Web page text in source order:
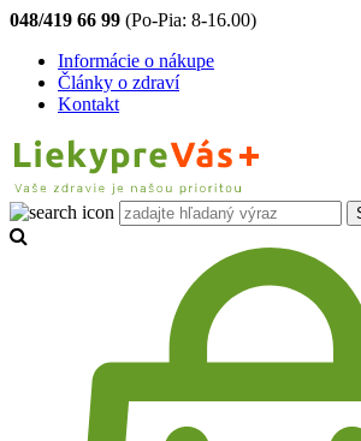
048/419 66 99 (Po-Pia: 8-16.00)
Informácie o nákupe
Články o zdraví
Kontakt